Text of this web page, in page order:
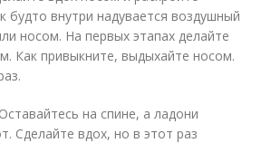
будто внутри надувается воздушный
носом. На первых этапах делайте
Как привыкните, выдыхайте носом.
на спине, а ладони
Сделайте вдох, но в этот раз